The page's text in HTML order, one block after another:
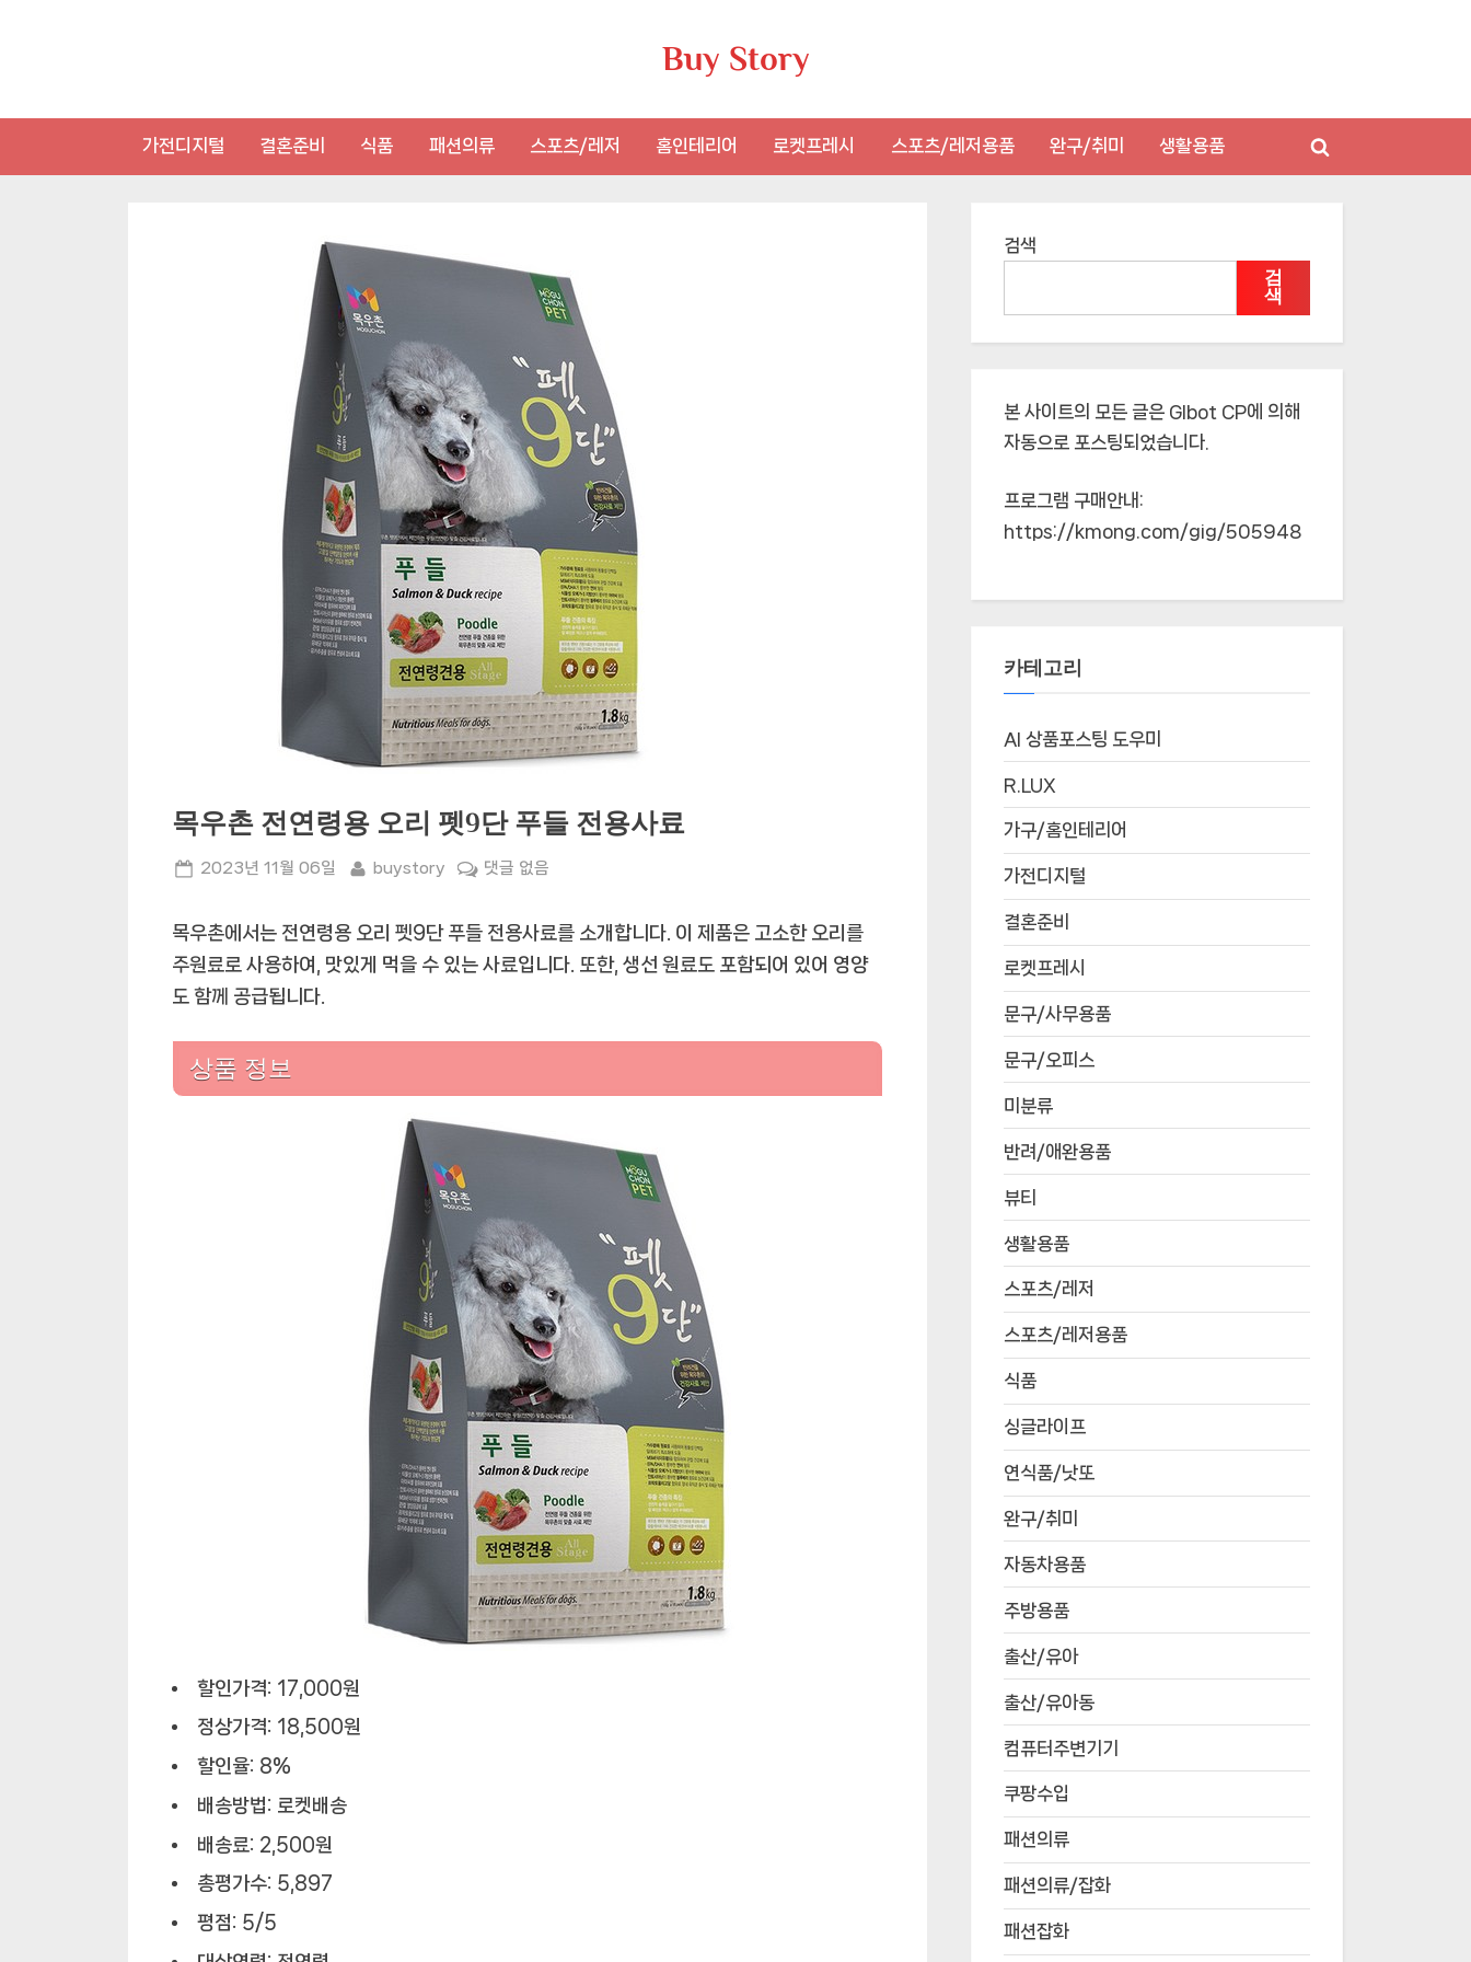
Buy Story
가전디지털 결혼준비 식품 패션의류 스포츠/레저 홈인테리어 로켓프레시 스포츠/레저용품 완구/취미 생활용품
Toggle
목우촌 전연령용 오리 펫9단 푸들 전용사료
Posted
2023년 11월 06일 By
buystory
목
촌
연
들
전
용
사
료
에
댓글 없음
목우촌에서는 전연령용 오리 펫9단 푸들 전용사료를 소개합니다. 이 제품은 고소한 오리를
주원료로 사용하여, 맛있게 먹을 수 있는 사료입니다. 또한, 생선 원료도 포함되어 있어 영양
도 함께 공급됩니다.
상품 정보
할인가격: 17,000원
정상가격: 18,500원
할인율: 8%
배송방법: 로켓배송
배송료: 2,500원
총평가수: 5,897
평점: 5/5
검색
검
색
본 사이트의 모든 글은 Glbot CP에 의해
자동으로 포스팅되었습니다.
프로그램 구매안내:
https://kmong.com/gig/505948
카테고리
AI 상품포스팅 도우미
R.LUX
가구/홈인테리어
가전디지털
결혼준비
로켓프레시
문구/사무용품
문구/오피스
미분류
반려/애완용품
뷰티
생활용품
스포츠/레저
스포츠/레저용품
식품
싱글라이프
연식품/낫또
완구/취미
자동차용품
주방용품
출산/유아
출산/유아동
컴퓨터주변기기
쿠팡수입
패션의류
패션의류/잡화
패션잡화